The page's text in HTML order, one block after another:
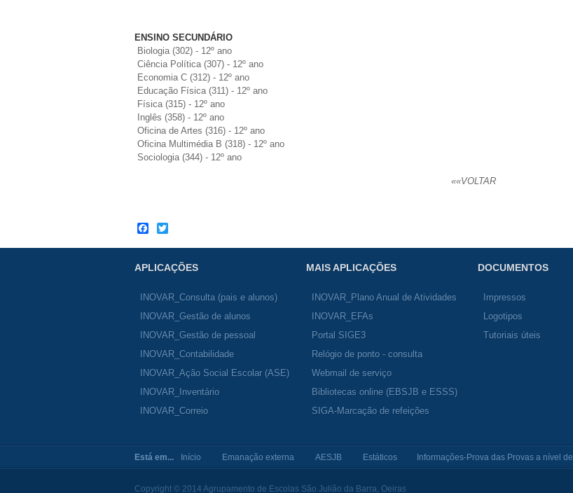
ENSINO SECUNDÁRIO
Biologia (302) - 12º ano
Ciência Política (307) - 12º ano
Economia C (312) - 12º ano
Educação Física (311) - 12º ano
Física (315) - 12º ano
Inglês (358) - 12º ano
Oficina de Artes (316) - 12º ano
Oficina Multimédia B (318) - 12º ano
Sociologia (344) - 12º ano
««VOLTAR
APLICAÇÕES
INOVAR_Consulta (pais e alunos)
INOVAR_Gestão de alunos
INOVAR_Gestão de pessoal
INOVAR_Contabilidade
INOVAR_Ação Social Escolar (ASE)
INOVAR_Inventário
INOVAR_Correio
MAIS APLICAÇÕES
INOVAR_Plano Anual de Atividades
INOVAR_EFAs
Portal SIGE3
Relógio de ponto - consulta
Webmail de serviço
Bibliotecas online (EBSJB e ESSS)
SIGA-Marcação de refeições
DOCUMENTOS
Impressos
Logotipos
Tutoriais úteis
Está em... Início Emanação externa AESJB Estáticos Informações-Prova das Provas a nível
Copyright © 2014 Agrupamento de Escolas São Julião da Barra, Oeiras